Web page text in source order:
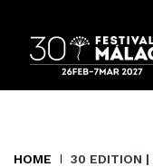
HOME 30 EDITION |